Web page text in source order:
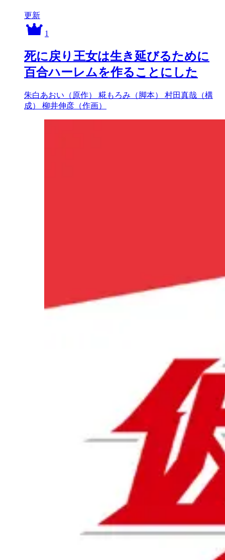
更新
1
死に戻り王女は生き延びるために
百合ハーレムを作ることにした
朱白あおい（原作） 糀もろみ（脚本） 村田真哉（構
成） 柳井伸彦（作画）